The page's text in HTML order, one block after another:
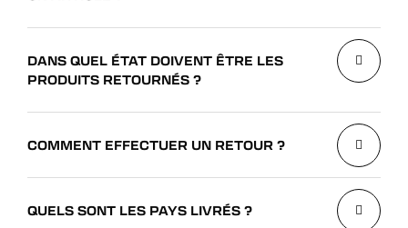
DANS QUEL ÉTAT DOIVENT ÊTRE LES
PRODUITS RETOURNÉS ?
COMMENT EFFECTUER UN RETOUR ?
QUELS SONT LES PAYS LIVRÉS ?